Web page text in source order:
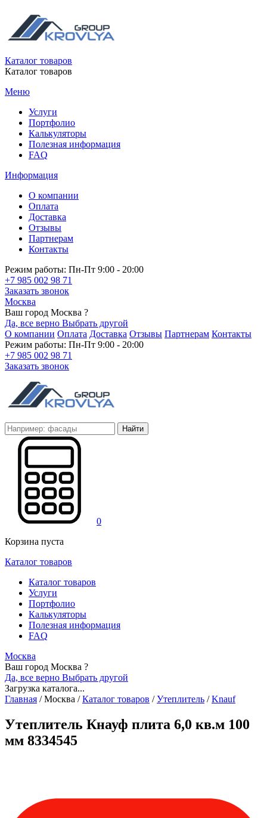
Каталог товаров
Каталог товаров
Меню
Услуги
Портфолио
Калькуляторы
Полезная информация
FAQ
Информация
О компании
Оплата
Доставка
Отзывы
Партнерам
Контакты
Режим работы: Пн-Пт 9:00 - 20:00
+7 985 002 98 71
Заказать звонок
Москва
Ваш город Москва ?
Да, все верно Выбрать другой
О компании Оплата Доставка Отзывы Партнерам Контакты
Режим работы: Пн-Пт 9:00 - 20:00
+7 985 002 98 71
Заказать звонок
Найти
0
Корзина пуста
Каталог товаров
Каталог товаров
Услуги
Портфолио
Калькуляторы
Полезная информация
FAQ
Москва
Ваш город Москва ?
Да, все верно Выбрать другой
Загрузка каталога...
Главная /Москва / Каталог товаров / Утеплитель / Knauf
Утеплитель Кнауф плита 6,0 кв.м 100
мм 8334545